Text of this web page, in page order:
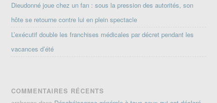
Dieudonné joue chez un fan : sous la pression des autorités, son
hôte se retourne contre lui en plein spectacle
L’exécutif double les franchises médicales par décret pendant les
vacances d’été
COMMENTAIRES RÉCENTS